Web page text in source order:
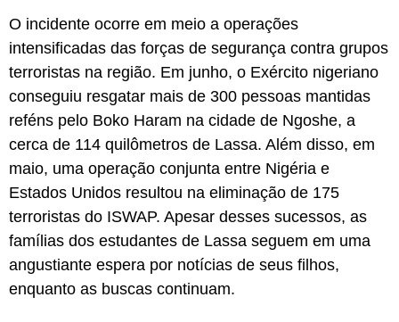
O incidente ocorre em meio a operações
intensificadas das forças de segurança contra grupos
terroristas na região. Em junho, o Exército nigeriano
conseguiu resgatar mais de 300 pessoas mantidas
reféns pelo Boko Haram na cidade de Ngoshe, a
cerca de 114 quilômetros de Lassa. Além disso, em
maio, uma operação conjunta entre Nigéria e
Estados Unidos resultou na eliminação de 175
terroristas do ISWAP. Apesar desses sucessos, as
famílias dos estudantes de Lassa seguem em uma
angustiante espera por notícias de seus filhos,
enquanto as buscas continuam.